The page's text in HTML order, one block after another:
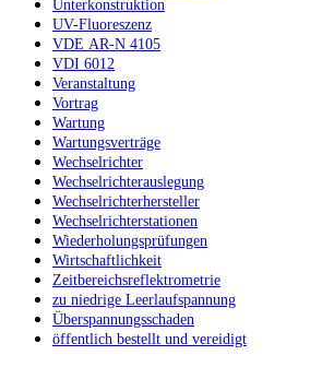
Unterkonstruktion
UV-Fluoreszenz
VDE AR-N 4105
VDI 6012
Veranstaltung
Vortrag
Wartung
Wartungsverträge
Wechselrichter
Wechselrichterauslegung
Wechselrichterhersteller
Wechselrichterstationen
Wiederholungsprüfungen
Wirtschaftlichkeit
Zeitbereichsreflektrometrie
zu niedrige Leerlaufspannung
Überspannungsschaden
öffentlich bestellt und vereidigt